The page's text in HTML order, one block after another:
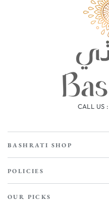
CALL US
BASHRATI SHOP
POLICIES
OUR PICKS